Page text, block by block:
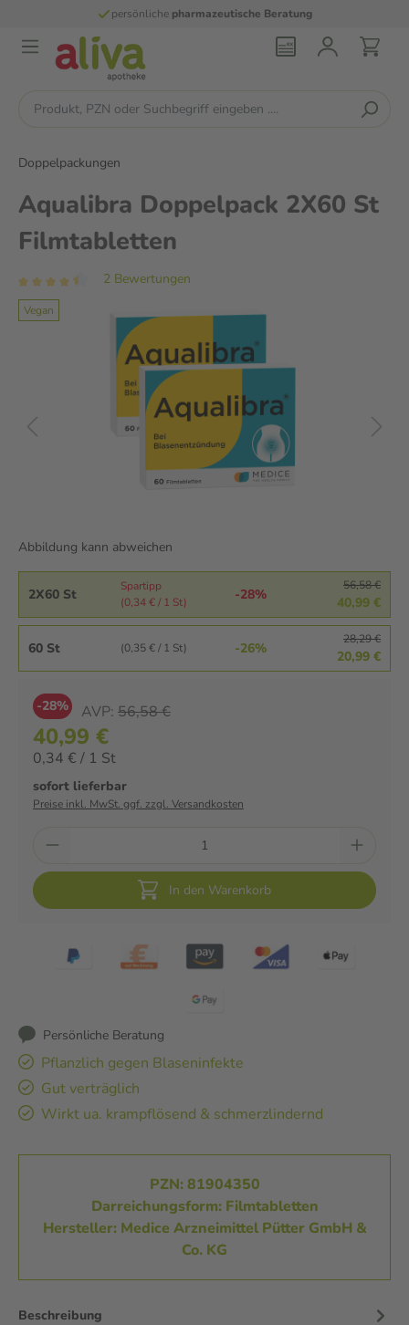
persönliche pharmazeutische Beratung
Doppelpackungen
Aqualibra Doppelpack 2X60 St
Filmtabletten
2 Bewertungen
Vegan
Abbildung kann abweichen
2X60 St
Spartipp
(0,34 € / 1 St)
-28%
56,58 €
40,99 €
60 St (0,35 € / 1 St) -26%
28,29 €
20,99 €
-28% AVP: 56,58 €
40,99 €
0,34 € / 1 St
sofort lieferbar
Preise inkl. MwSt. ggf. zzgl. Versandkosten
In den Warenkorb
Persönliche Beratung
Pflanzlich gegen Blaseninfekte
Gut verträglich
Wirkt ua. krampflösend & schmerzlindernd
PZN: 81904350
Darreichungsform: Filmtabletten
Hersteller: Medice Arzneimittel Pütter GmbH &
Co. KG
Beschreibung